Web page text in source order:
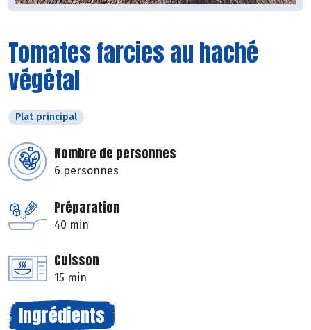
Tomates farcies au haché
végétal
Plat principal
Nombre de personnes
6 personnes
Préparation
40 min
Cuisson
15 min
Ingrédients